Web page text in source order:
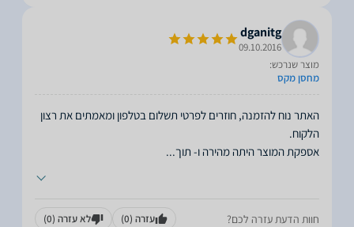
dganitg
09.10.2016
מוצר שנרכש:
מחסן מקס
האתר נוח להזמנה, חוזרים לפרטי תשלום בטלפון ומאמתים את רצון
אספקת המוצר היתה מהירה ו- תוך...
חוות הדעת עזרה לכם? עזרה (0) לא עזרה (0)